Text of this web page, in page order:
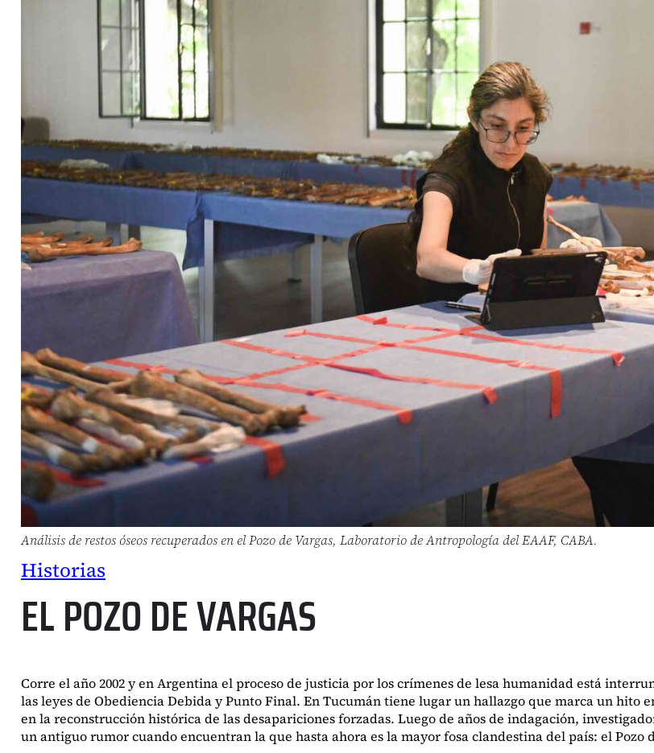
Análisis de restos óseos recuperados en el Pozo de Vargas, Laboratorio de Antropología del EAAF, CABA.
Historias
EL POZO DE VARGAS
Corre el año 2002 y en Argentina el proceso de justicia por los crímenes de lesa humanidad está
las leyes de Obediencia Debida y Punto Final. En Tucumán tiene lugar un hallazgo que marca un hito
en la reconstrucción histórica de las desapariciones forzadas. Luego de años de indagación,
un antiguo rumor cuando encuentran la que hasta ahora es la mayor fosa clandestina del país: el Pozo